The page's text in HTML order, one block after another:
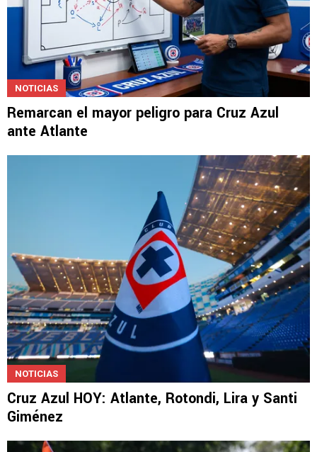
NOTICIAS
Remarcan el mayor peligro para Cruz Azul
ante Atlante
NOTICIAS
Cruz Azul HOY: Atlante, Rotondi, Lira y Santi
Giménez